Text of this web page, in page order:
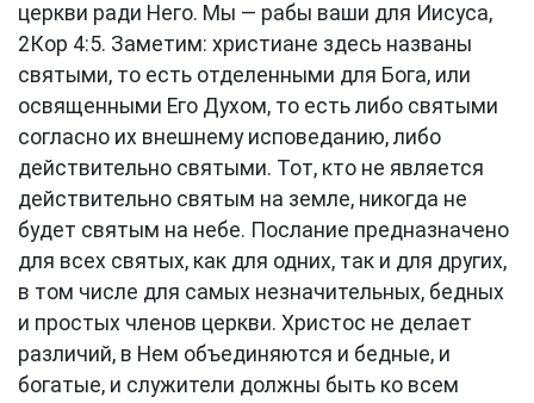
церкви ради Него. Мы — рабы ваши для Иисуса,
2Кор 4:5. Заметим: христиане здесь названы
святыми, то есть отделенными для Бога, или
освященными Его Духом, то есть либо святыми
согласно их внешнему исповеданию, либо
действительно святыми. Тот, кто не является
действительно святым на земле, никогда не
будет святым на небе. Послание предназначено
для всех святых, как для одних, так и для других,
в том числе для самых незначительных, бедных
и простых членов церкви. Христос не делает
различий, в Нем объединяются и бедные, и
богатые, и служители должны быть ко всем